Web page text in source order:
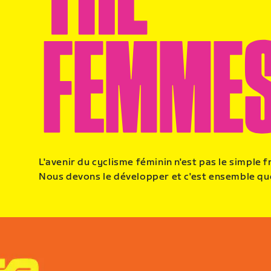
L'avenir du cyclisme féminin n'est pas le simple
Nous devons le développer et c'est ensemble